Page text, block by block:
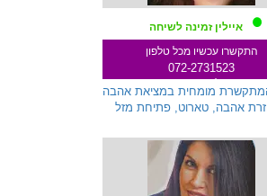
איילין זמינה לשיחה
התקשרו עכשיו מכל טלפון
072-2731523
המתקשרת מומחית במציאת אהבה
אהבה, טארוט, פתיחת מזל